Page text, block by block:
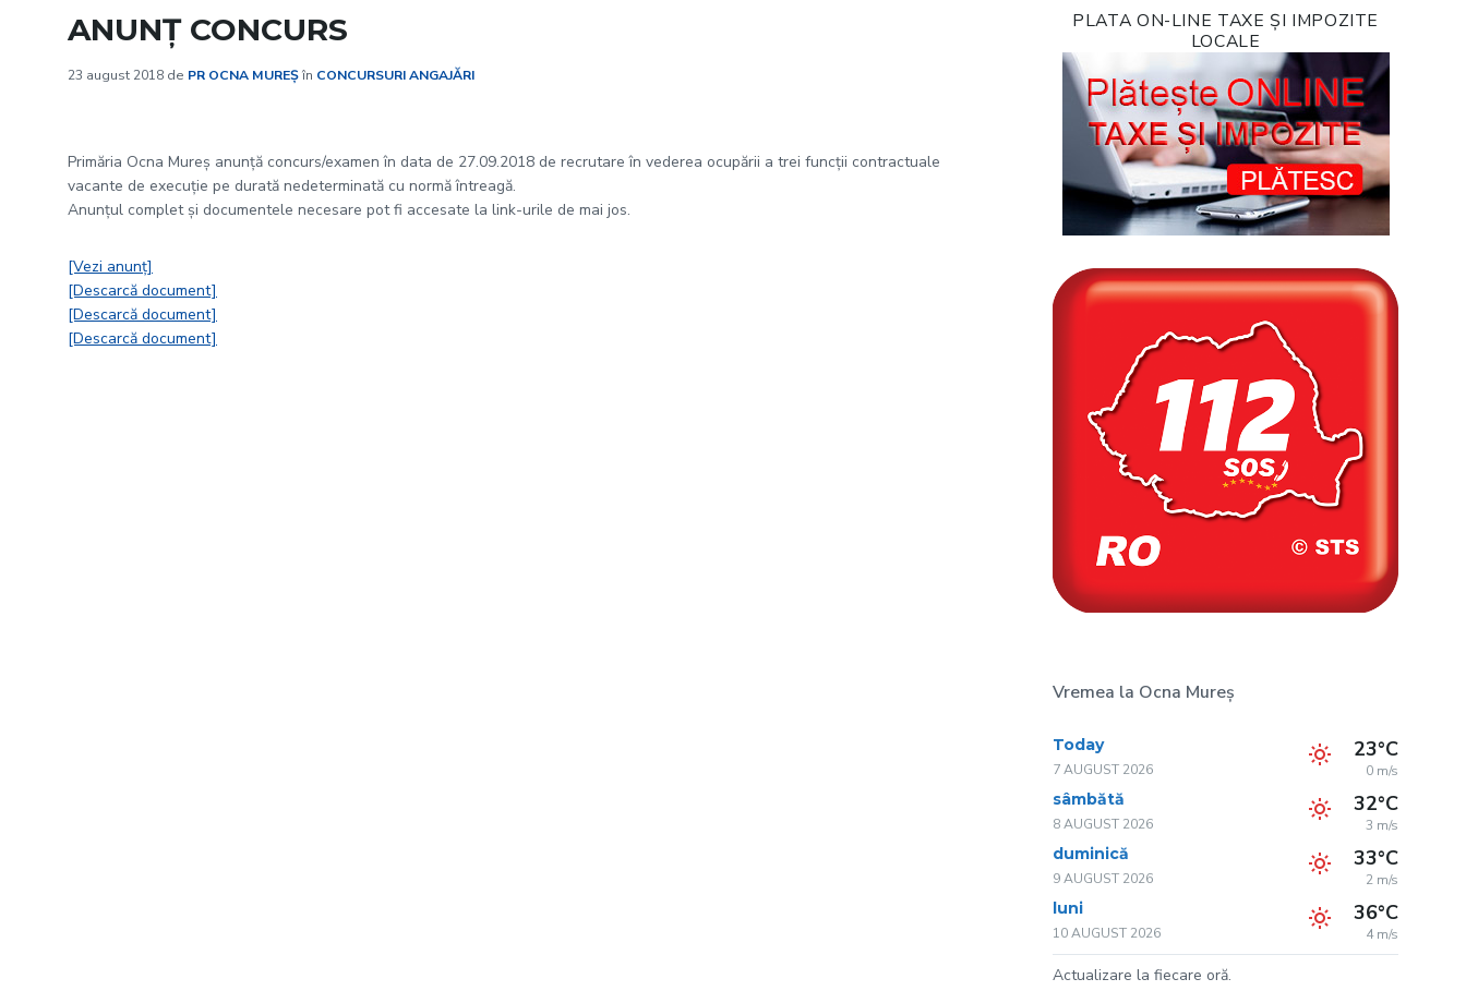
ANUNȚ CONCURS
23 august 2018 de PR OCNA MUREȘîn CONCURSURI ANGAJĂRI
Primăria Ocna Mureș anunță concurs/examen în data de 27.09.2018 de recrutare în vederea ocupării a trei funcţii contractuale
vacante de execuţie pe durată nedeterminată cu normă întreagă.
Anunțul complet și documentele necesare pot fi accesate la link-urile de mai jos.
[Vezi anunț]
[Descarcă document]
[Descarcă document]
[Descarcă document]
PLATA ON-LINE TAXE ȘI IMPOZITE
LOCALE
Vremea la Ocna Mureș
Today
7 AUGUST 2026
23°C
0 m/s
sâmbătă
8 AUGUST 2026
32°C
3 m/s
duminică
9 AUGUST 2026
33°C
2 m/s
luni
10 AUGUST 2026
36°C
4 m/s
Actualizare la fiecare oră.